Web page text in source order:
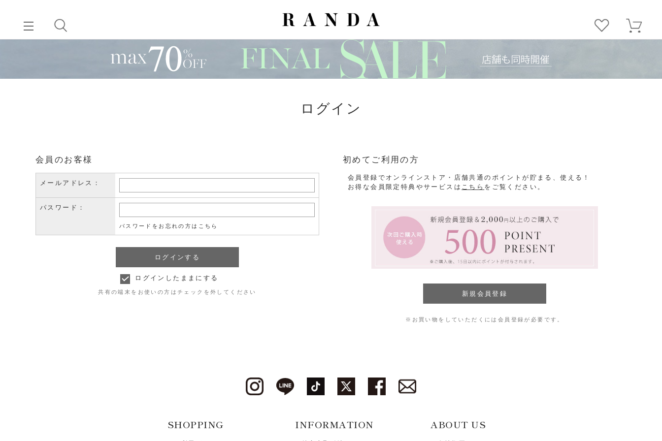
ログイン
会員のお客様
メールアドレス：
パスワード：
パスワードをお忘れの方はこちら
ログインしたままにする
共有の端末をお使いの方はチェックを外してください
初めてご利用の方
会員登録でオンラインストア・店舗共通のポイントが貯まる、使える！
お得な会員限定特典やサービスは こちら をご覧ください。
※お買い物をしていただくには会員登録が必要です。
SHOPPING INFORMATION ABOUT US